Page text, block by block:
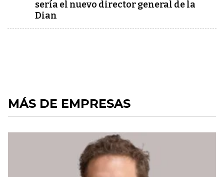
sería el nuevo director general de la
Dian
MÁS DE EMPRESAS